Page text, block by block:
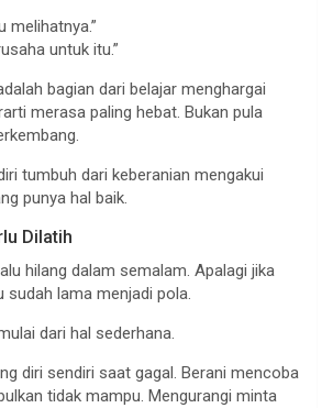
melihatnya.”
untuk itu.”
bagian dari belajar menghargai
merasa paling hebat. Bukan pula
tumbuh dari keberanian mengakui
punya hal baik.
Dilatih
hilang dalam semalam. Apalagi jika
sudah lama menjadi pola.
dari hal sederhana.
diri sendiri saat gagal. Berani mencoba
tidak mampu. Mengurangi minta